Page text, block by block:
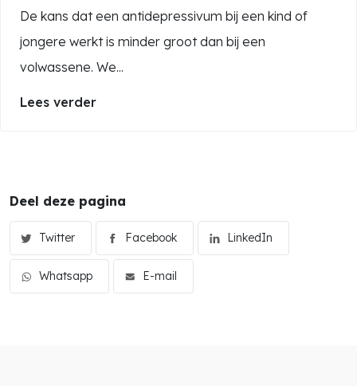
De kans dat een antidepressivum bij een kind of
jongere werkt is minder groot dan bij een
volwassene. We...
Lees verder
Deel deze pagina
Twitter Facebook LinkedIn
Whatsapp E-mail